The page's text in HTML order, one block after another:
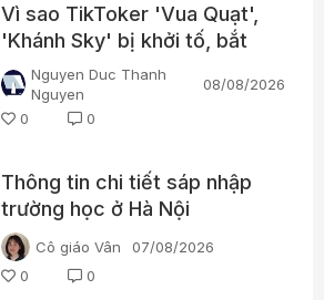
Vì sao TikToker 'Vua Quạt',
'Khánh Sky' bị khởi tố, bắt
tạm giam?
Nguyen Duc Thanh
Nguyen
08/08/2026
0
0
Thông tin chi tiết sáp nhập
trường học ở Hà Nội
Cô giáo Vân
07/08/2026
0
0